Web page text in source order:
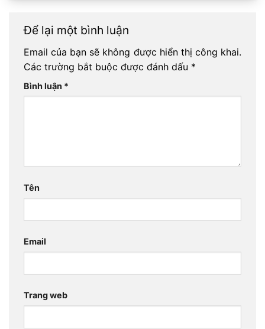
Để lại một bình luận
Email của bạn sẽ không được hiển thị công khai.
Các trường bắt buộc được đánh dấu *
Bình luận *
Tên
Email
Trang web